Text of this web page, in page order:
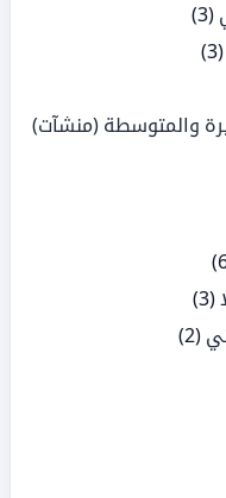
(3)
(3)
والمتوسطة (منشآت)
(3)
(2)